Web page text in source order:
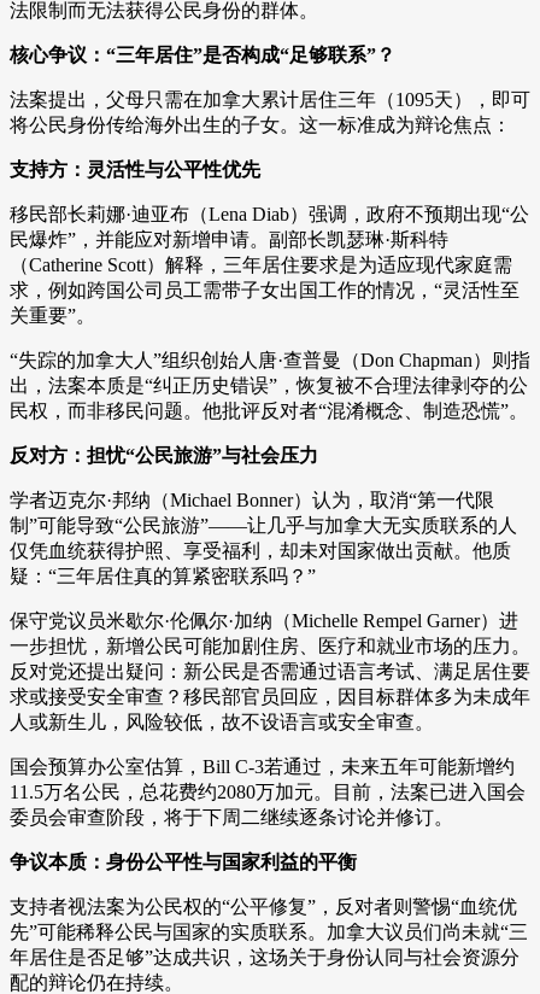
法限制而无法获得公民身份的群体。
核心争议：“三年居住”是否构成“足够联系”？
法案提出，父母只需在加拿大累计居住三年（1095天），即可
将公民身份传给海外出生的子女。这一标准成为辩论焦点：
支持方：灵活性与公平性优先
移民部长莉娜·迪亚布（Lena Diab）强调，政府不预期出现“公
民爆炸”，并能应对新增申请。副部长凯瑟琳·斯科特
（Catherine Scott）解释，三年居住要求是为适应现代家庭需
求，例如跨国公司员工需带子女出国工作的情况，“灵活性至
关重要”。
“失踪的加拿大人”组织创始人唐·查普曼（Don Chapman）则指
出，法案本质是“纠正历史错误”，恢复被不合理法律剥夺的公
民权，而非移民问题。他批评反对者“混淆概念、制造恐慌”。
反对方：担忧“公民旅游”与社会压力
学者迈克尔·邦纳（Michael Bonner）认为，取消“第一代限
制”可能导致“公民旅游”——让几乎与加拿大无实质联系的人
仅凭血统获得护照、享受福利，却未对国家做出贡献。他质
疑：“三年居住真的算紧密联系吗？”
保守党议员米歇尔·伦佩尔·加纳（Michelle Rempel Garner）进
一步担忧，新增公民可能加剧住房、医疗和就业市场的压力。
反对党还提出疑问：新公民是否需通过语言考试、满足居住要
求或接受安全审查？移民部官员回应，因目标群体多为未成年
人或新生儿，风险较低，故不设语言或安全审查。
国会预算办公室估算，Bill C-3若通过，未来五年可能新增约
11.5万名公民，总花费约2080万加元。目前，法案已进入国会
委员会审查阶段，将于下周二继续逐条讨论并修订。
争议本质：身份公平性与国家利益的平衡
支持者视法案为公民权的“公平修复”，反对者则警惕“血统优
先”可能稀释公民与国家的实质联系。加拿大议员们尚未就“三
年居住是否足够”达成共识，这场关于身份认同与社会资源分
配的辩论仍在持续。